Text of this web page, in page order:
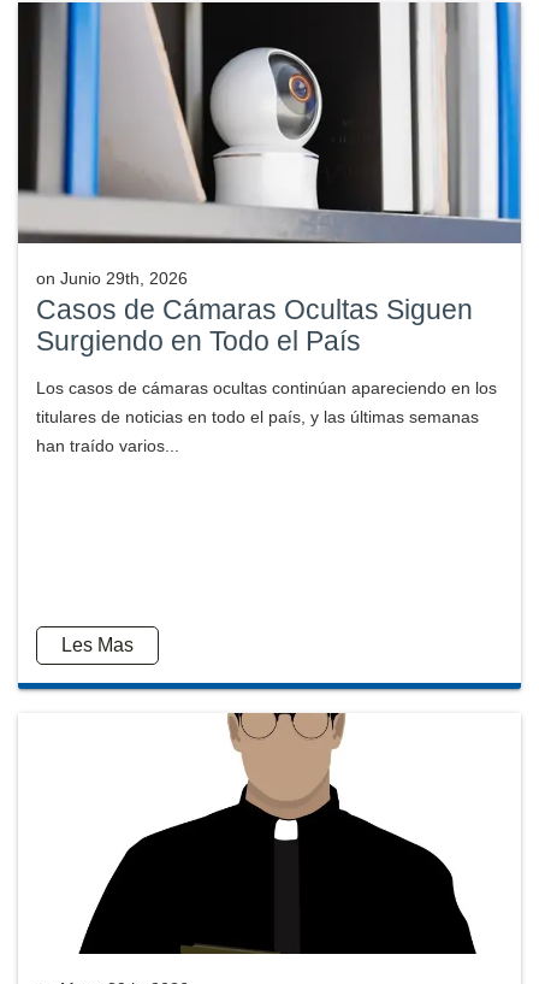
on Junio 29th, 2026
Casos de Cámaras Ocultas Siguen
Surgiendo en Todo el País
Los casos de cámaras ocultas continúan apareciendo en los
titulares de noticias en todo el país, y las últimas semanas
han traído varios...
Les Mas